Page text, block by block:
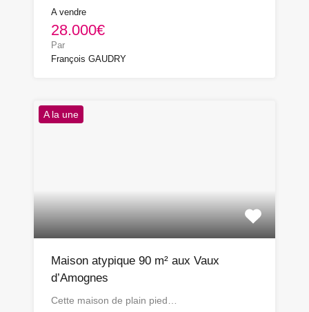
A vendre
28.000€
Par
François GAUDRY
A la une
Maison atypique 90 m² aux Vaux
d’Amognes
Cette maison de plain pied…